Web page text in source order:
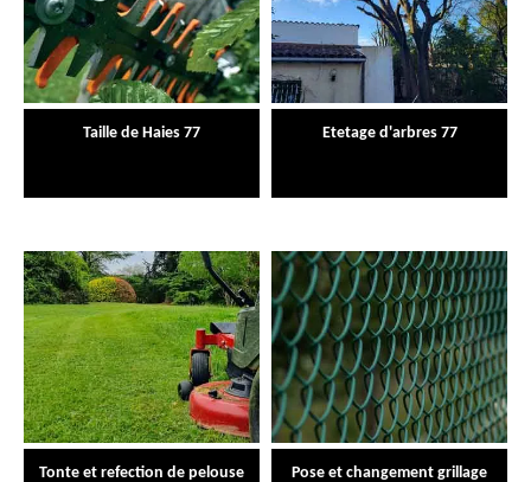
Taille de Haies 77 Etetage d'arbres 77
Tonte et refection de pelouse
Pose et changement grillage